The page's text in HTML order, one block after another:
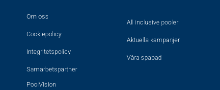
Om oss
Cookiepolicy
Integritetspolicy
Samarbetspartner
PoolVision
All inclusive pooler
Aktuella kampanjer
Våra spabad